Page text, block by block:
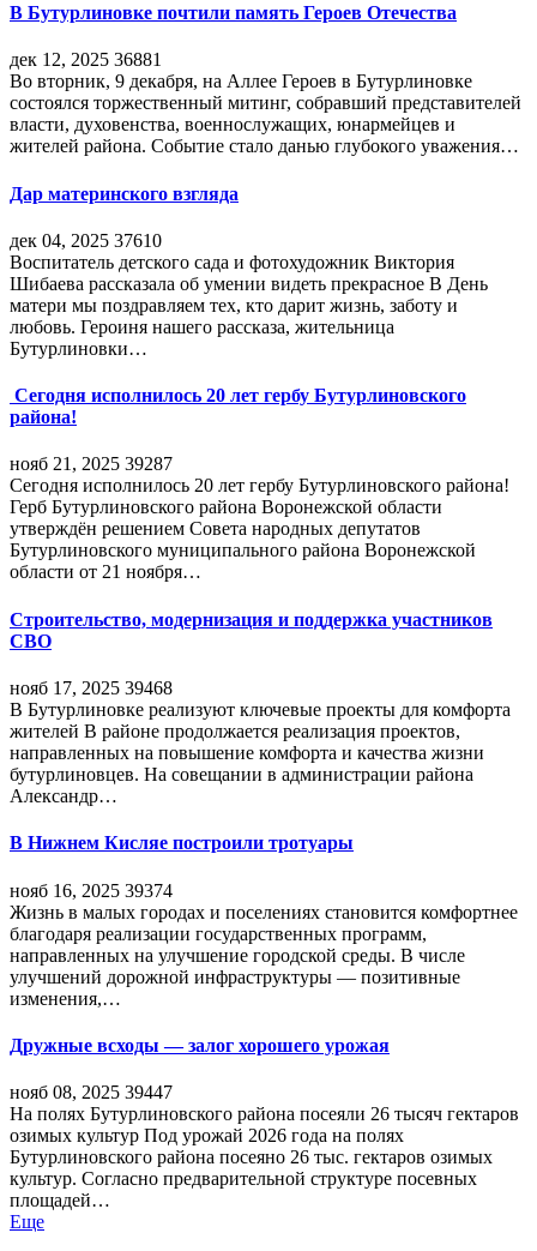
В Бутурлиновке почтили память Героев Отечества
дек 12, 2025 36881
Во вторник, 9 декабря, на Аллее Героев в Бутурлиновке
состоялся торжественный митинг, собравший представителей
власти, духовенства, военнослужащих, юнармейцев и
жителей района. Событие стало данью глубокого уважения…
Дар материнского взгляда
дек 04, 2025 37610
Воспитатель детского сада и фотохудожник Виктория
Шибаева рассказала об умении видеть прекрасное В День
матери мы поздравляем тех, кто дарит жизнь, заботу и
любовь. Героиня нашего рассказа, жительница
Бутурлиновки…
Сегодня исполнилось 20 лет гербу Бутурлиновского
района!
нояб 21, 2025 39287
Сегодня исполнилось 20 лет гербу Бутурлиновского района!
Герб Бутурлиновского района Воронежской области
утверждён решением Совета народных депутатов
Бутурлиновского муниципального района Воронежской
области от 21 ноября…
Строительство, модернизация и поддержка участников
СВО
нояб 17, 2025 39468
В Бутурлиновке реализуют ключевые проекты для комфорта
жителей В районе продолжается реализация проектов,
направленных на повышение комфорта и качества жизни
бутурлиновцев. На совещании в администрации района
Александр…
В Нижнем Кисляе построили тротуары
нояб 16, 2025 39374
Жизнь в малых городах и поселениях становится комфортнее
благодаря реализации государственных программ,
направленных на улучшение городской среды. В числе
улучшений дорожной инфраструктуры — позитивные
изменения,…
Дружные всходы — залог хорошего урожая
нояб 08, 2025 39447
На полях Бутурлиновского района посеяли 26 тысяч гектаров
озимых культур Под урожай 2026 года на полях
Бутурлиновского района посеяно 26 тыс. гектаров озимых
культур. Согласно предварительной структуре посевных
площадей…
Еще